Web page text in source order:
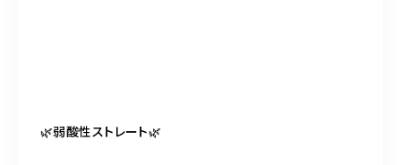
🌿弱酸性ストレート🌿